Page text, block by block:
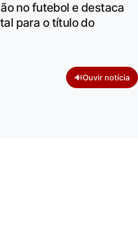
no futebol e destaca
para o título do
🔊Ouvir notícia